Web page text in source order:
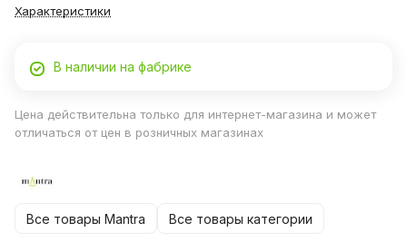
Характеристики
В наличии на фабрике
Цена действительна только для интернет-магазина и может
отличаться от цен в розничных магазинах
Все товары Mantra Все товары категории